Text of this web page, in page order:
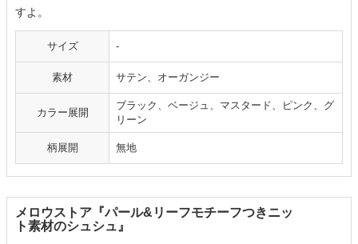
すよ。
サイズ -
素材 サテン、オーガンジー
カラー展開
ブラック、ベージュ、マスタード、ピンク、グ
リーン
柄展開 無地
メロウストア『パール&リーフモチーフつきニッ
ト素材のシュシュ』